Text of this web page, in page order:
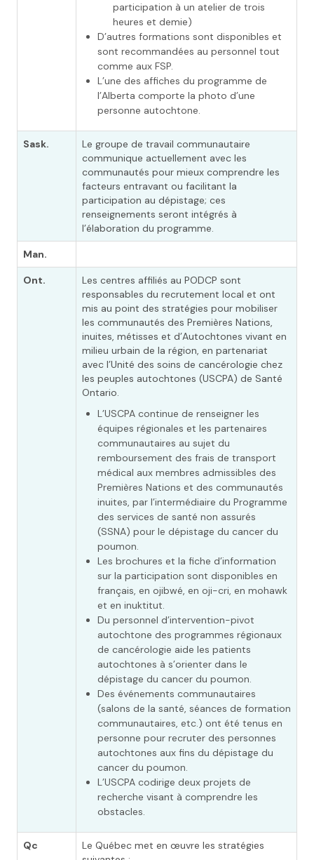
participation à un atelier de trois
heures et demie)
D’autres formations sont disponibles et
sont recommandées au personnel tout
comme aux FSP.
L’une des affiches du programme de
l’Alberta comporte la photo d’une
personne autochtone.
Sask.
Le groupe de travail communautaire
communique actuellement avec les
communautés pour mieux comprendre les
facteurs entravant ou facilitant la
participation au dépistage; ces
renseignements seront intégrés à
l’élaboration du programme.
Man.
Ont.
Les centres affiliés au PODCP sont
responsables du recrutement local et ont
mis au point des stratégies pour mobiliser
les communautés des Premières Nations,
inuites, métisses et d’Autochtones vivant en
milieu urbain de la région, en partenariat
avec l’Unité des soins de cancérologie chez
les peuples autochtones (USCPA) de Santé
Ontario.
L’USCPA continue de renseigner les
équipes régionales et les partenaires
communautaires au sujet du
remboursement des frais de transport
médical aux membres admissibles des
Premières Nations et des communautés
inuites, par l’intermédiaire du Programme
des services de santé non assurés
(SSNA) pour le dépistage du cancer du
poumon.
Les brochures et la fiche d’information
sur la participation sont disponibles en
français, en ojibwé, en oji-cri, en mohawk
et en inuktitut.
Du personnel d’intervention-pivot
autochtone des programmes régionaux
de cancérologie aide les patients
autochtones à s’orienter dans le
dépistage du cancer du poumon.
Des événements communautaires
(salons de la santé, séances de formation
communautaires, etc.) ont été tenus en
personne pour recruter des personnes
autochtones aux fins du dépistage du
cancer du poumon.
L’USCPA codirige deux projets de
recherche visant à comprendre les
obstacles.
Qc
Le Québec met en œuvre les stratégies